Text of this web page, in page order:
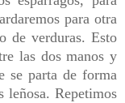
para otra
de verduras. Esto
las dos manos y
se parta de forma
leñosa. Repetimos